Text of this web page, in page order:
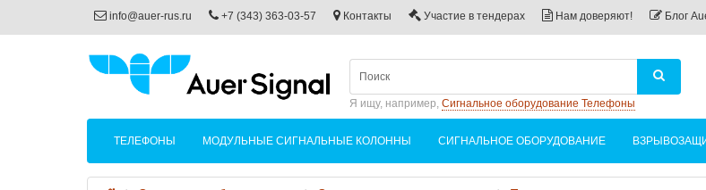
info@auer-rus.ru +7 (343) 363-03-57 Контакты Участие в тендерах Нам доверяют! Блог
Я ищу, например, Сигнальное оборудование Телефоны
ТЕЛЕФОНЫ МОДУЛЬНЫЕ СИГНАЛЬНЫЕ КОЛОННЫ СИГНАЛЬНОЕ ОБОРУДОВАНИЕ